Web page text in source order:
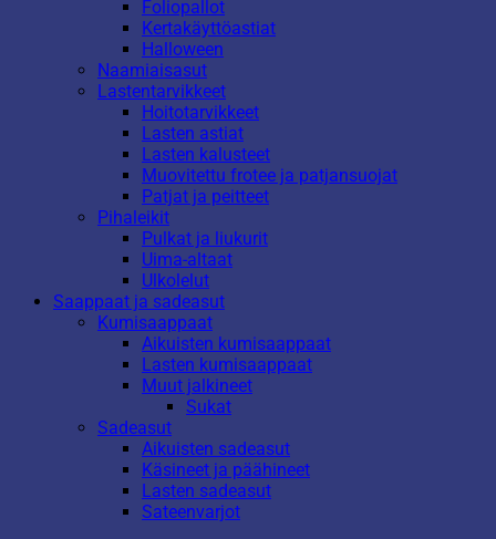
Foliopallot
Kertakäyttöastiat
Halloween
Naamiaisasut
Lastentarvikkeet
Hoitotarvikkeet
Lasten astiat
Lasten kalusteet
Muovitettu frotee ja patjansuojat
Patjat ja peitteet
Pihaleikit
Pulkat ja liukurit
Uima-altaat
Ulkolelut
Saappaat ja sadeasut
Kumisaappaat
Aikuisten kumisaappaat
Lasten kumisaappaat
Muut jalkineet
Sukat
Sadeasut
Aikuisten sadeasut
Käsineet ja päähineet
Lasten sadeasut
Sateenvarjot